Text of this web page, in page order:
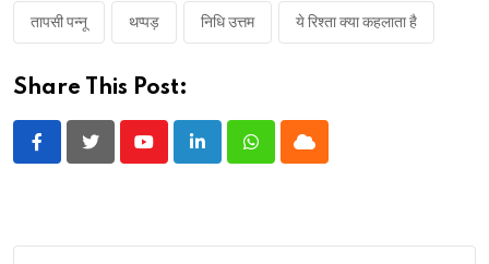
तापसी पन्नू थप्पड़ निधि उत्तम ये रिश्ता क्या कहलाता है
Share This Post:
YoutubeLinkedInWhatsappCloud